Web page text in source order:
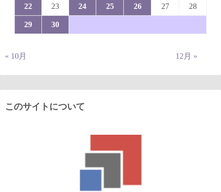
22 23 24 25 26 27 28
29 30
« 10月 12月 »
このサイトについて